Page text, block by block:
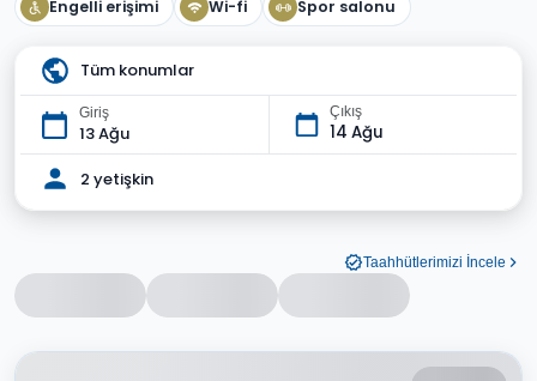
Engelli erişimi Wi-fi Spor salonu
Tüm konumlar
Giriş
13 Ağu
Çıkış
14 Ağu
2 yetişkin
Taahhütlerimizi İncele